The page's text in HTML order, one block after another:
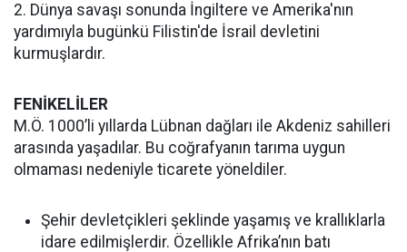
2. Dünya savaşı sonunda İngiltere ve Amerika'nın
yardımıyla bugünkü Filistin'de İsrail devletini
kurmuşlardır.
FENİKELİLER
M.Ö. 1000’li yıllarda Lübnan dağları ile Akdeniz sahilleri
arasında yaşadılar. Bu coğrafyanın tarıma uygun
olmaması nedeniyle ticarete yöneldiler.
Şehir devletçikleri şeklinde yaşamış ve krallıklarla
idare edilmişlerdir. Özellikle Afrika’nın batı